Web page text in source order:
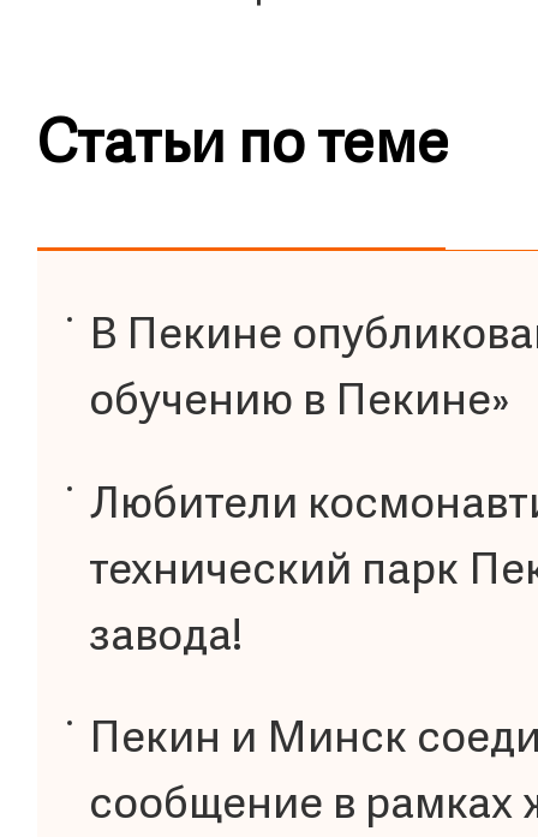
Статьи по теме
В Пекине
обучению в Пекине»
Любители
технический парк
завода!
Пекин и Минск
сообщение в рамках